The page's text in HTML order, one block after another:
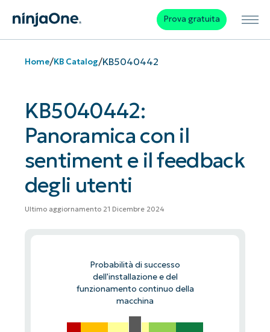
Prova gratuita
Home/KB Catalog/KB5040442
KB5040442:
Panoramica con il
sentiment e il feedback
degli utenti
Ultimo aggiornamento 21 Dicembre 2024
Probabilità di successo
dell'installazione e del
funzionamento continuo della
macchina